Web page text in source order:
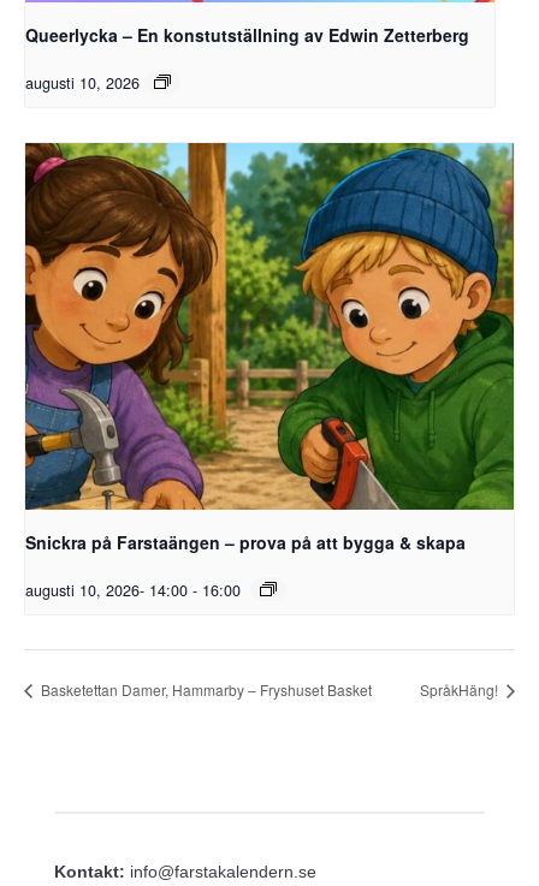
Queerlycka – En konstutställning av Edwin Zetterberg
augusti 10, 2026
Snickra på Farstaängen – prova på att bygga & skapa
augusti 10, 2026- 14:00 - 16:00
Basketettan Damer, Hammarby – Fryshuset Basket SpråkHäng!
Kontakt: info@farstakalendern.se